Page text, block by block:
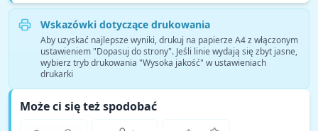
Wskazówki dotyczące drukowania
Aby uzyskać najlepsze wyniki, drukuj na papierze A4 z włączonym
ustawieniem "Dopasuj do strony". Jeśli linie wydają się zbyt jasne,
wybierz tryb drukowania "Wysoka jakość" w ustawieniach
drukarki
Może ci się też spodobać